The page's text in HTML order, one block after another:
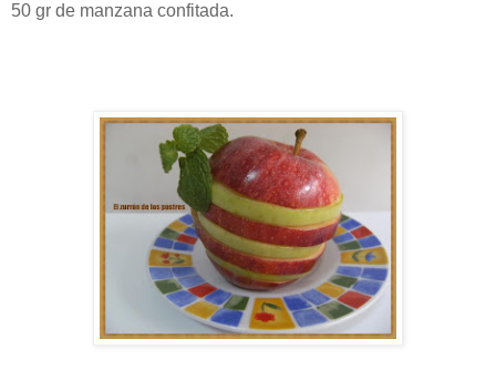
50 gr de manzana confitada.